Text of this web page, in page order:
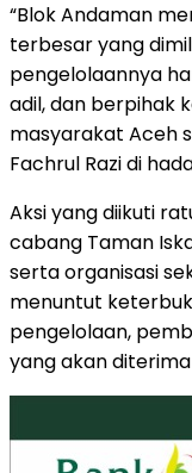
“Blok Andaman
terbesar yang
pengelolaannya
adil, dan berpihak
masyarakat Aceh
Fachrul Razi di
Aksi yang diikuti
cabang Taman
serta organisasi
menuntut
pengelolaan,
yang akan